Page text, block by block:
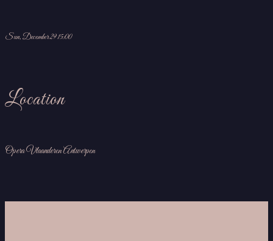
Sun, December 29 15:00
Location
Opera Vlaanderen Antwerpen